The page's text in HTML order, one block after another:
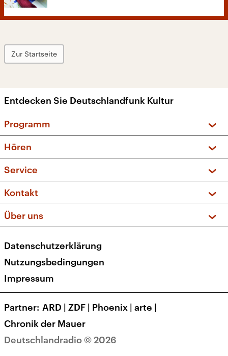
Zur Startseite
Entdecken Sie Deutschlandfunk Kultur
Programm
Sendungen und Podcasts
Musikliste
Kakadu – Das Kinderprogramm
Hören
Frequenzen (UKW + DAB+)
Service
FAQ
Apps
Newsletter
Veranstaltungen
Kontakt
Social Media
Über uns
Presse
Karriere
Transparenz
Deutschlandradio © 2026
Datenschutzerklärung
Nutzungsbedingungen
Impressum
Partner ARD | ZDF | Phoenix | arte |
Chronik der Mauer